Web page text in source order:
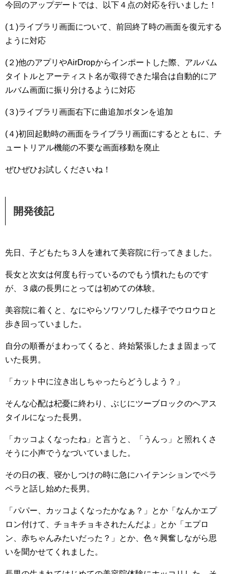
今回のアップデートでは、以下４点の対応を行いました！
(１)ライブラリ画面について、前回終了時の画面を復元する
ように対応
(２)他のアプリやAirDropからインポートした際、アルバム
タイトルとアーティスト名が取得できた場合は自動的にア
ルバム画面に振り分けるように対応
(３)ライブラリ画面右下に曲追加ボタンを追加
(４)初回起動時の画面をライブラリ画面にするとともに、チ
ュートリアル機能の不要な画面移動を廃止
ぜひぜひお試しくださいね！
開発後記
先日、子どもたち３人を連れて美容院に行ってきました。
長女と次女は何度も行っているのでもう慣れたものです
が、３歳の長男にとっては初めての体験。
美容院に着くと、なにやらソワソワした様子でウロウロと
歩き回っていました。
自分の順番がまわってくると、終始緊張したまま固まって
いた長男。
「カット中に泣き出しちゃったらどうしよう？」
そんな心配は杞憂に終わり、ぶじにツーブロックのヘアス
タイルになった長男。
「カッコよくなったね」と言うと、「うんっ」と照れくさ
そうに小声でうなづいていました。
その日の夜、寝かしつけの時に急にハイテンションでペラ
ペラと話し始めた長男。
「パパー、カッコよくなったかなぁ？」とか「なんかエプ
ロン付けて、チョキチョキされたんだよ」とか「エプロ
ン、赤ちゃんみたいだった？」とか、色々興奮しながら思
いを聞かせてくれました。